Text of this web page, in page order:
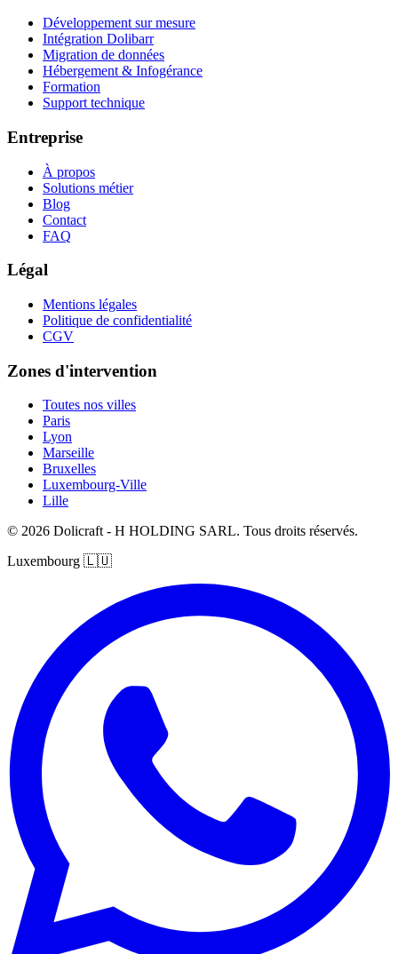
Développement sur mesure
Intégration Dolibarr
Migration de données
Hébergement & Infogérance
Formation
Support technique
Entreprise
À propos
Solutions métier
Blog
Contact
FAQ
Légal
Mentions légales
Politique de confidentialité
CGV
Zones d'intervention
Toutes nos villes
Paris
Lyon
Marseille
Bruxelles
Luxembourg-Ville
Lille
© 2026 Dolicraft - H HOLDING SARL. Tous droits réservés.
Luxembourg 🇱🇺